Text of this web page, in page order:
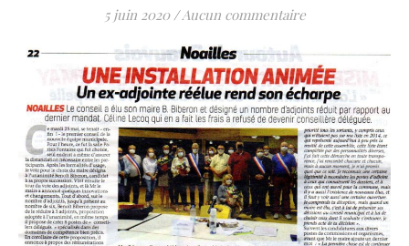
5 juin 2020 /Aucun commentaire